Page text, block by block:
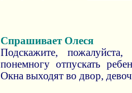
Спрашивает Олеся
Подскажите,
понемногу отпускать
Окна выходят во двор,